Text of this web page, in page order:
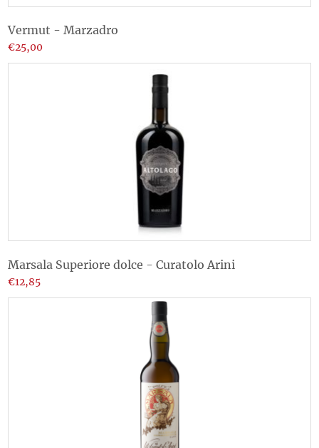
Vermut - Marzadro
€25,00
Marsala Superiore dolce - Curatolo Arini
€12,85